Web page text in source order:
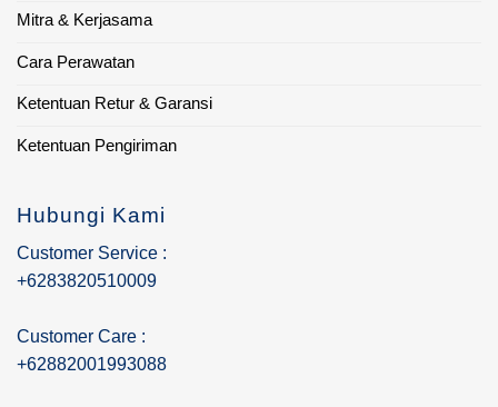
Mitra & Kerjasama
Cara Perawatan
Ketentuan Retur & Garansi
Ketentuan Pengiriman
Hubungi Kami
Customer Service :
+6283820510009
Customer Care :
+62882001993088